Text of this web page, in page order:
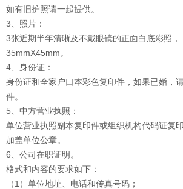
如有旧护照请一起提供。
3、照片：
3张近期半年清晰及不戴眼镜的正面白底彩照，
35mmX45mm。
4、身份证：
身份证和全家户口本彩色复印件，如果已婚，
件。
5、中方营业执照：
单位营业执照副本复印件或组织机构代码证复
加盖单位公章。
6、公司在职证明。
格式和内容的要求如下：
（1）单位地址、电话和传真号码；